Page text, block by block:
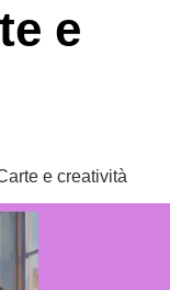
e
e creatività